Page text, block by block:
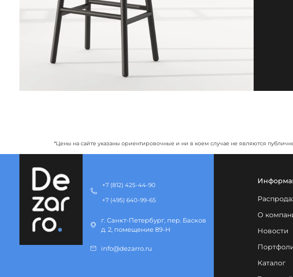
*Цены на сайте указаны ориентировочные и ни в коем случае не являются
О
Новости
Каталог
+7 (812) 425-44-90
+7 (495) 640-99-65
г. Санкт-Петербург, пер. Басков
д. 2, помещение 89-Н
info@dezarro.ru